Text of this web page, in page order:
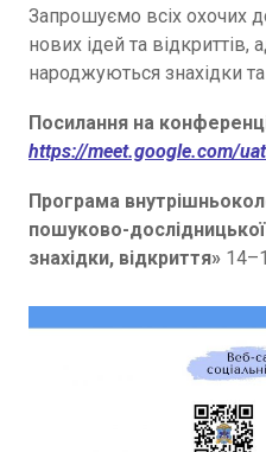
Запрошуємо всіх охочих
нових ідей та
народжуються знахідки
Посилання на
https://meet.google.com/
Програма
пошуково-
знахідки, відкриття»